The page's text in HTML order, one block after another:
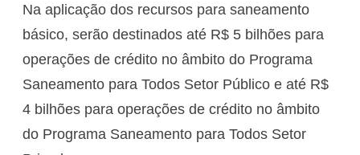
Na aplicação dos recursos para saneamento
básico, serão destinados até R$ 5 bilhões para
operações de crédito no âmbito do Programa
Saneamento para Todos Setor Público e até R$
4 bilhões para operações de crédito no âmbito
do Programa Saneamento para Todos Setor